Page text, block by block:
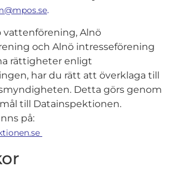
.
Alnö
och Alnö intresseförening
rättigheter enligt
har du rätt att överklaga till
Detta görs genom
till Datainspektionen.
på: